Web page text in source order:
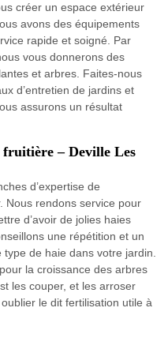
créer un espace extérieur
avons des équipements
rapide et soigné. Par
vous donnerons des
et arbres. Faites-nous
d’entretien de jardins et
assurons un résultat
– Deville Les
d’expertise de
Nous rendons service pour
d’avoir de jolies haies
une répétition et un
type de haie dans votre jardin.
la croissance des arbres
les couper, et les arroser
le dit fertilisation utile à